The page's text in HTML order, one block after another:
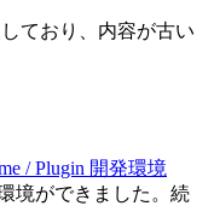
ており、内容が古い
/ Plugin 開発環境
境ができました。続